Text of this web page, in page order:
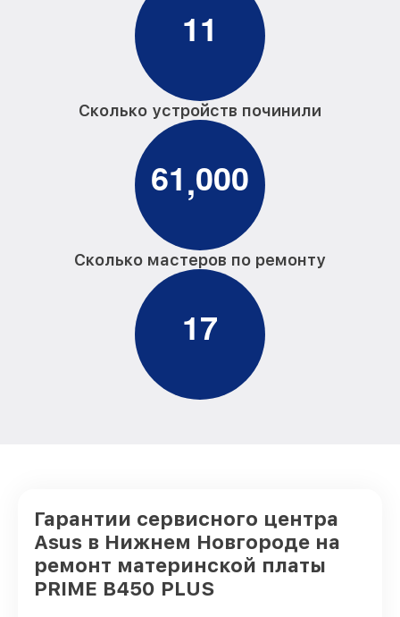
11
Сколько устройств починили
61,000
Сколько мастеров по ремонту
17
Гарантии сервисного центра
Asus в Нижнем Новгороде на
ремонт материнской платы
PRIME B450 PLUS